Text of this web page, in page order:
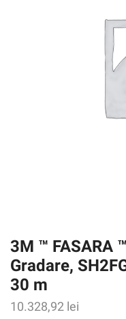
3M ™ FASARA
Gradare,
30 m
10.328,92 lei